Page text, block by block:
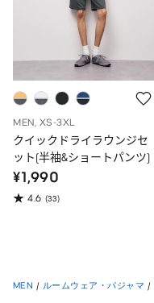
MEN, XS-3XL
クイックドライラウンジセ
ット(半袖&ショートパンツ)
¥1,990
4.6 (33)
MEN / ルームウェア・パジャマ /